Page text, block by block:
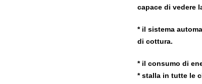
capace di vedere
* il sistema
di cottura.
* il consumo di
* stalla in tutte le